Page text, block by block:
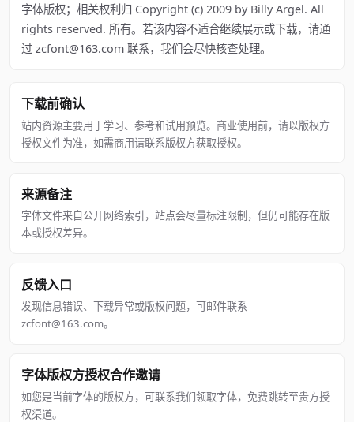
字体版权；相关权利归 Copyright (c) 2009 by Billy Argel. All
rights reserved. 所有。若该内容不适合继续展示或下载，请通
过 zcfont@163.com 联系，我们会尽快核查处理。
下载前确认
站内资源主要用于学习、参考和试用预览。商业使用前，请以版权方
授权文件为准，如需商用请联系版权方获取授权。
来源备注
字体文件来自公开网络索引，站点会尽量标注限制，但仍可能存在版
本或授权差异。
反馈入口
发现信息错误、下载异常或版权问题，可邮件联系
zcfont@163.com。
字体版权方授权合作邀请
如您是当前字体的版权方，可联系我们领取字体，免费跳转至贵方授
权渠道。